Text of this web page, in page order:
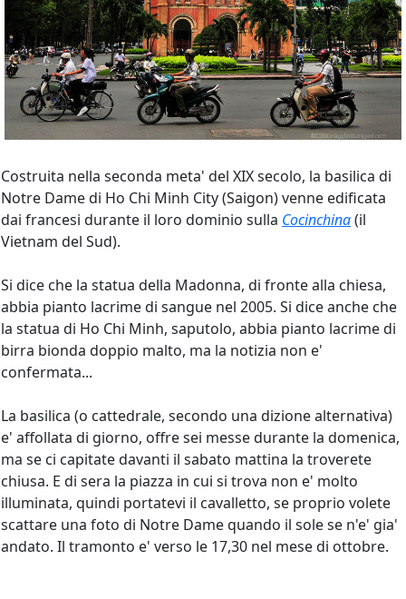
Costruita nella seconda meta' del XIX secolo, la basilica di
Notre Dame di Ho Chi Minh City (Saigon) venne edificata
dai francesi durante il loro dominio sulla Cocinchina(il
Vietnam del Sud).
Si dice che la statua della Madonna, di fronte alla chiesa,
abbia pianto lacrime di sangue nel 2005. Si dice anche che
la statua di Ho Chi Minh, saputolo, abbia pianto lacrime di
birra bionda doppio malto, ma la notizia non e'
confermata...
La basilica (o cattedrale, secondo una dizione alternativa)
e' affollata di giorno, offre sei messe durante la domenica,
ma se ci capitate davanti il sabato mattina la troverete
chiusa. E di sera la piazza in cui si trova non e' molto
illuminata, quindi portatevi il cavalletto, se proprio volete
scattare una foto di Notre Dame quando il sole se n'e' gia'
andato. Il tramonto e' verso le 17,30 nel mese di ottobre.